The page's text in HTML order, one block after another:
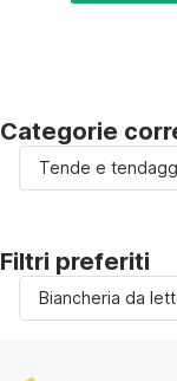
Categorie
Tende e
Filtri preferiti
Biancheria da